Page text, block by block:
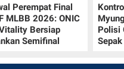
Perempat Final
MLBB 2026: ONIC
Bersiap
Semifinal
Polisi